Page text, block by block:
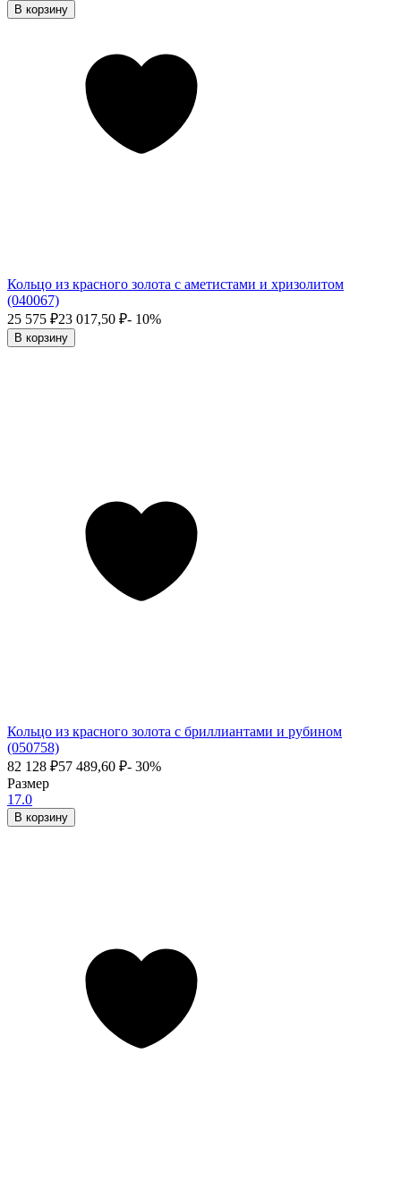
В корзину
Кольцо из красного золота с аметистами и хризолитом
(040067)
25 575 ₽23 017,50 ₽- 10%
В корзину
Кольцо из красного золота с бриллиантами и рубином
(050758)
82 128 ₽57 489,60 ₽- 30%
Размер
17.0
В корзину